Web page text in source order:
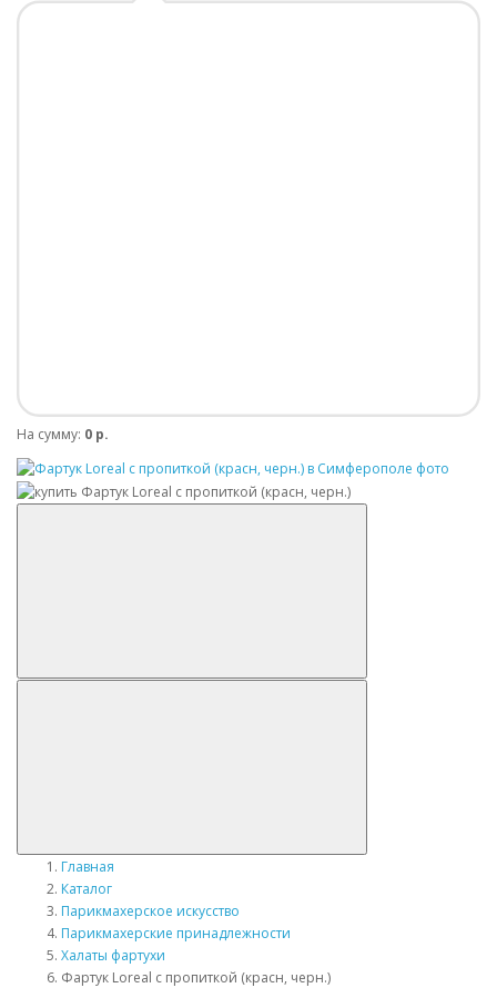
На сумму: 0 р.
Главная
Каталог
Парикмахерское искусство
Парикмахерские принадлежности
Халаты фартухи
Фартук Loreal с пропиткой (красн, черн.)